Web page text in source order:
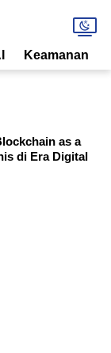
Keamanan
as a
di Era Digital